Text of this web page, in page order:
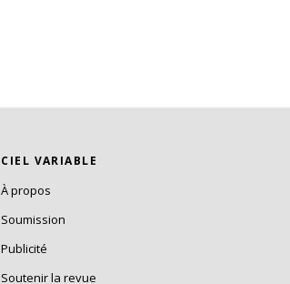
CIEL VARIABLE
À propos
Soumission
Publicité
Soutenir la revue